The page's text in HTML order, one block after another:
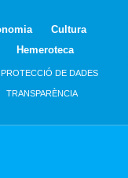
Cultura
Hemeroteca
PROTECCIÓ DE DADES
TRANSPARÈNCIA